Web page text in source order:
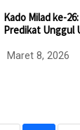
Kado Milad ke-
Predikat Unggul
Maret 8, 2026